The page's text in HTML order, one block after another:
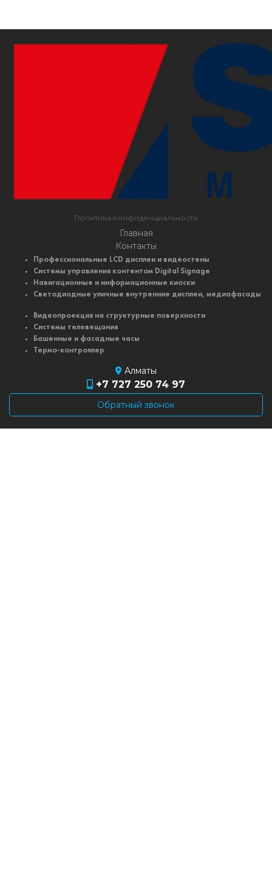
Политика конфиденциальности
Главная
Контакты
Профессиональные LCD дисплеи и видеостены
Системы управления контентом Digital Signage
Навигационные и информационные киоски
Светодиодные уличные внутренние дисплеи, медиафасады
Видеопроекция на структурные поверхности
Системы телевещания
Башенные и фасадные часы
Термо-контроллер
Алматы
+7 727 250 74 97
Обратный звонок